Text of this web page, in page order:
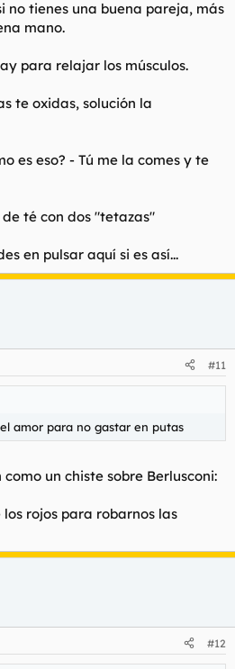
no tienes una buena pareja, más
mano.
para relajar los músculos.
te oxidas, solución la
es eso? - Tú me la comes y te
té con dos "tetazas"
en pulsar aquí si es así...
#11
amor para no gastar en putas
un chiste sobre Berlusconi:
rojos para robarnos las
#12